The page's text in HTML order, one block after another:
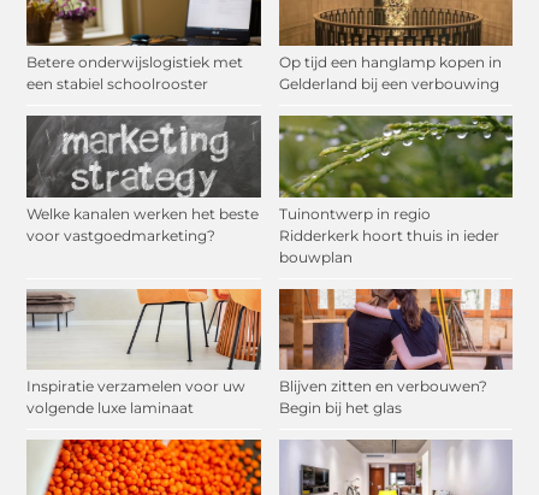
Betere onderwijslogistiek met
een stabiel schoolrooster
Op tijd een hanglamp kopen in
Gelderland bij een verbouwing
Welke kanalen werken het beste
voor vastgoedmarketing?
Tuinontwerp in regio
Ridderkerk hoort thuis in ieder
bouwplan
Inspiratie verzamelen voor uw
volgende luxe laminaat
Blijven zitten en verbouwen?
Begin bij het glas